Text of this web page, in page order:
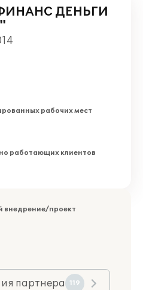
ДЕНЬГИ
рабочих мест
работающих клиентов
внедрение/проект
партнера 119